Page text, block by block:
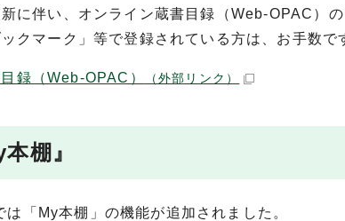
に伴い、オンライン蔵書目録（Web-OPAC）
ックマーク」等で登録されている方は、お手数で
録（Web-OPAC） （外部リンク）
棚』
「My本棚」の機能が追加されました。